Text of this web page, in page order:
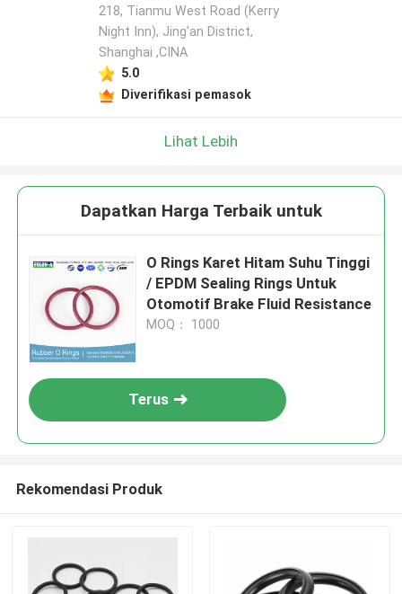
218, Tianmu West Road (Kerry
Night Inn), Jing'an District,
Shanghai ,CINA
5.0
Diverifikasi pemasok
Lihat Lebih
Dapatkan Harga Terbaik untuk
O Rings Karet Hitam Suhu Tinggi
/ EPDM Sealing Rings Untuk
Otomotif Brake Fluid Resistance
MOQ： 1000
Terus
Rekomendasi Produk